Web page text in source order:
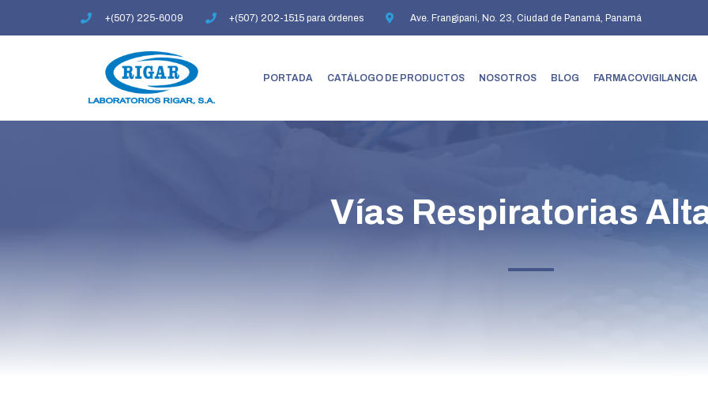
+(507) 225-6009 +(507) 202-1515 para órdenes Ave. Frangipani, No. 23, Ciudad de Panamá, Panamá
PORTADA CATÁLOGO DE PRODUCTOS NOSOTROS BLOG FARMACOVIGILANCIA
Vías Respiratorias